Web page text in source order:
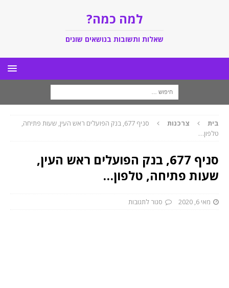
למה כמה?
שאלות ותשובות בנושאים שונים
בית צרכנות
סניף 677, בנק הפועלים ראש העין, שעות פתיחה,
טלפון…
סניף 677, בנק הפועלים ראש העין,
שעות פתיחה, טלפון…
מאי 6, 2020 סגור לתגובות